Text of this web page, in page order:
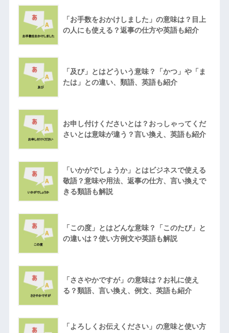
「お手数をおかけしました」の意味は？目上
の人にも使える？返事の仕方や英語も紹介
「及び」とはどういう意味？「かつ」や「ま
たは」との違い、類語、英語も紹介
お申し付けくださいとは？おっしゃってくだ
さいとは意味が違う？言い換え、英語も紹介
「いかがでしょうか」とはビジネスで使える
敬語？意味や用法、返事の仕方、言い換えで
きる類語も解説
「この度」とはどんな意味？「このたび」と
の違いは？使い方例文や英語も解説
「ささやかですが」の意味は？お礼に使え
る？類語、言い換え、例文、英語も紹介
「よろしくお伝えください」の意味と使い方